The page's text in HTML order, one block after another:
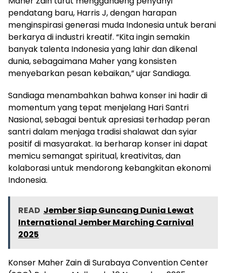
pendatang baru, Harris J, dengan harapan
menginspirasi generasi muda Indonesia untuk berani
berkarya di industri kreatif. “Kita ingin semakin
banyak talenta Indonesia yang lahir dan dikenal
dunia, sebagaimana Maher yang konsisten
menyebarkan pesan kebaikan,” ujar Sandiaga.
Sandiaga menambahkan bahwa konser ini hadir di
momentum yang tepat menjelang Hari Santri
Nasional, sebagai bentuk apresiasi terhadap peran
santri dalam menjaga tradisi shalawat dan syiar
positif di masyarakat. Ia berharap konser ini dapat
memicu semangat spiritual, kreativitas, dan
kolaborasi untuk mendorong kebangkitan ekonomi
Indonesia.
READ Jember Siap Guncang Dunia Lewat
International Jember Marching Carnival
2025
Konser Maher Zain di Surabaya Convention Center